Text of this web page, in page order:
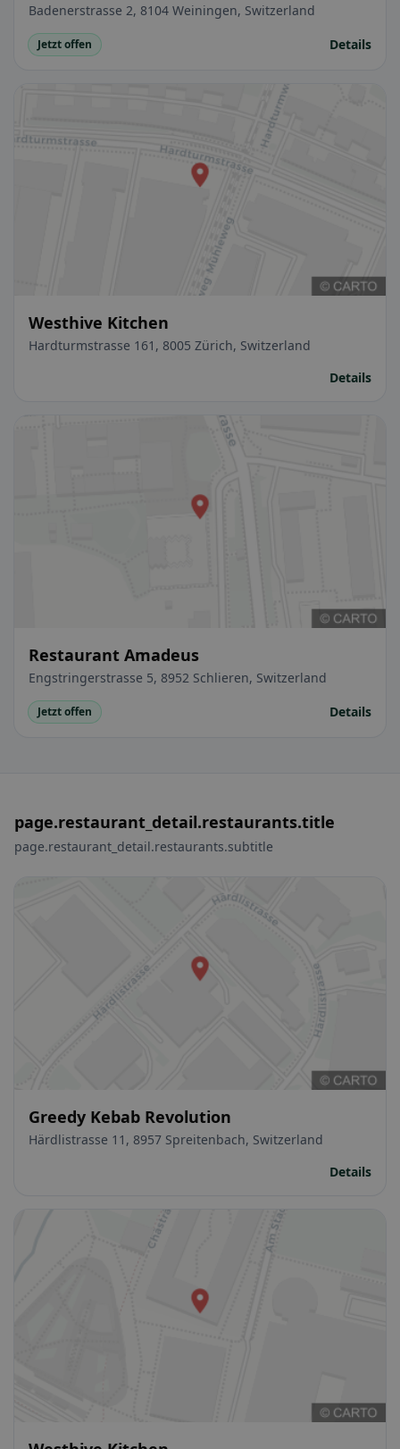
Badenerstrasse 2, 8104 Weiningen, Switzerland
Jetzt offen Details
Westhive Kitchen
Hardturmstrasse 161, 8005 Zürich, Switzerland
Details
Restaurant Amadeus
Engstringerstrasse 5, 8952 Schlieren, Switzerland
Jetzt offen Details
page.restaurant_detail.restaurants.title
page.restaurant_detail.restaurants.subtitle
Greedy Kebab Revolution
Härdlistrasse 11, 8957 Spreitenbach, Switzerland
Details